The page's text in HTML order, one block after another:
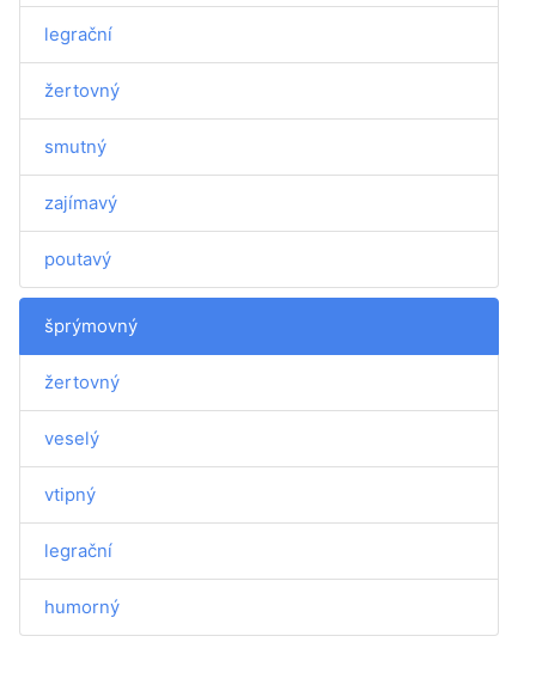
legrační
žertovný
smutný
zajímavý
poutavý
šprýmovný
žertovný
veselý
vtipný
legrační
humorný